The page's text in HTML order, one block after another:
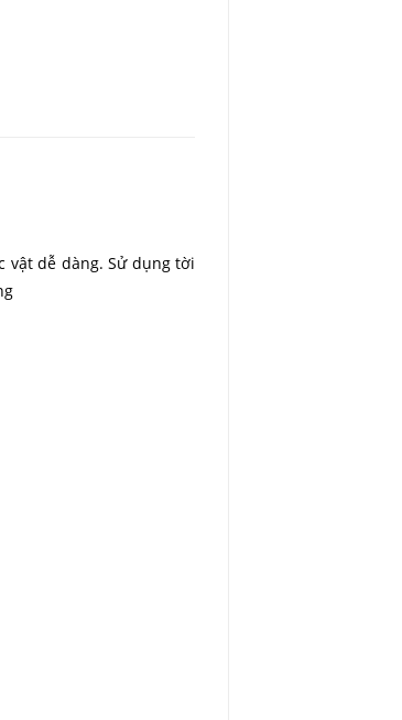
vật dễ dàng. Sử dụng tời